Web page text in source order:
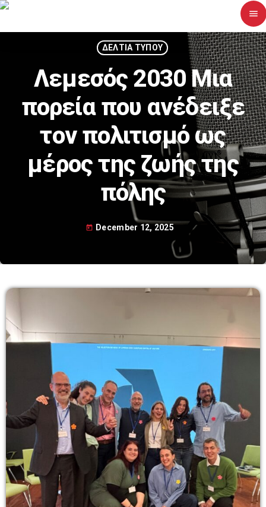
menu
close
Αρχική
Σχετικά με εμάς
Διαγωνισμοί
07:00 - 10:00
10:00-11:00
10:00 - 11:00
Ανδρέας & Γιώτα
11:00-13:00
11:00 - 13:00
ΔΕΛΤΙΑ ΤΥΠΟΥ
Λεμεσός 2030 Μια
πορεία που ανέδειξε
τον πολιτισμό ως
μέρος της ζωής της
πόλης
today December 12, 2025